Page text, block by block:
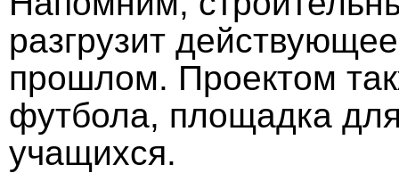
разгрузит
прошлом. Проектом
футбола, площадка
учащихся.